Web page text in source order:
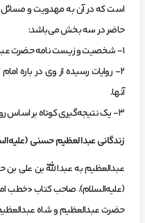
است‌ كه‌ در آن‌ به‌ مهدويت‌ و
حاضر در سه‌ بخش‌ مي‌باشد:
1- شخصيت‌ و زيست‌ نامه‌ حضرت‌ عبدالعظيم‌ حسني‌ (عليه‌السلام).
2- روايات‌ رسيده‌ از وي‌ در باره‌
آنها.
3- يك‌ نتيجه‌گيري‌ كوتاه‌ بر اساس‌ روايات‌ نقل‌ شده.
زندگاني عبدالعظيم حسني
‌عبدالعظيم‌ به‌ عبداللّه‌ بن‌ علي‌
(عليه‌السلام)، صاحب‌ كتاب‌ <خطب‌
حضرت‌ عبدالعظيم‌ و شاه‌